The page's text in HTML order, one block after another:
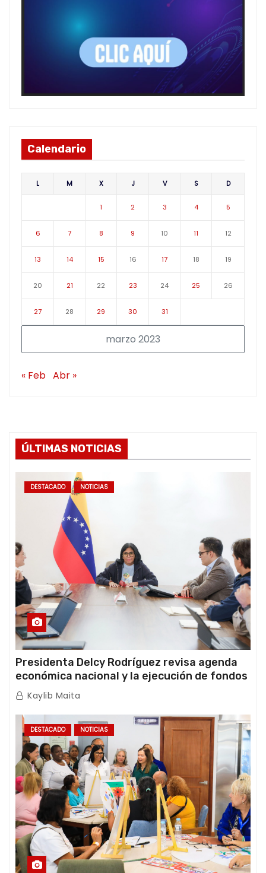
Calendario
marzo 2023
L M X J V S D
1 2 3 4 5
6 7 8 9 10 11 12
13 14 15 16 17 18 19
20 21 22 23 24 25 26
27 28 29 30 31
« Feb Abr »
ÚLTIMAS NOTICIAS
DESTACADO NOTICIAS
Presidenta Delcy Rodríguez revisa agenda
económica nacional y la ejecución de fondos
de emergencia post-sismos
Kaylib Maita
DESTACADO NOTICIAS